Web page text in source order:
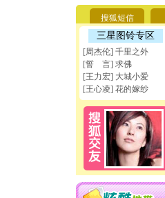
搜狐短信
三星图铃专区
[周杰伦] 千里之外
[誓 言] 求佛
[王力宏] 大城小爱
[王心凌] 花的嫁纱